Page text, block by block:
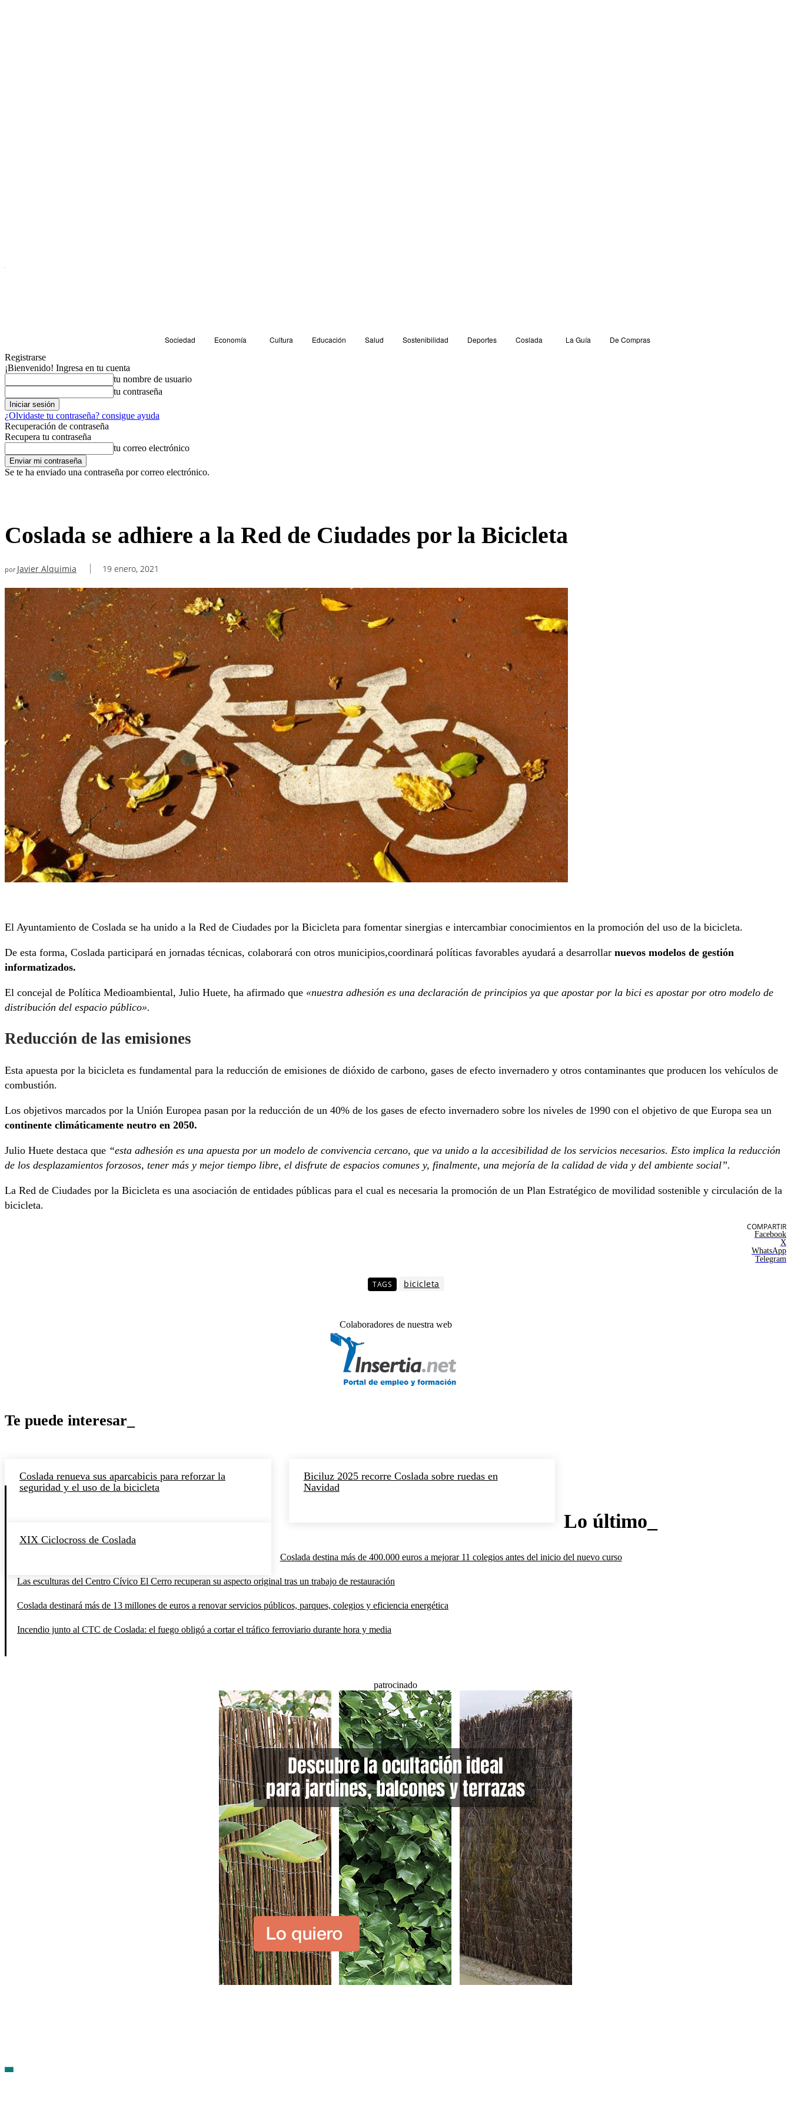
Sociedad Economía Cultura Educación Salud Sostenibilidad Deportes Coslada La Guía
De Compras
Registrarse
¡Bienvenido! Ingresa en tu cuenta
tu nombre de usuario
tu contraseña
¿Olvidaste tu contraseña? consigue ayuda
Recuperación de contraseña
Recupera tu contraseña
tu correo electrónico
Se te ha enviado una contraseña por correo electrónico.
Coslada se adhiere a la Red de Ciudades por la Bicicleta
por Javier Alquimia 19 enero, 2021
El Ayuntamiento de Coslada se ha unido a la Red de Ciudades por la Bicicleta para fomentar sinergias e intercambiar conocimientos en la promoción del uso de la bicicleta.
De esta forma, Coslada participará en jornadas técnicas, colaborará con otros municipios,coordinará políticas favorables ayudará a desarrollar nuevos modelos de gestión
informatizados.
El concejal de Política Medioambiental, Julio Huete, ha afirmado que «nuestra adhesión es una declaración de principios ya que apostar por la bici es apostar por otro modelo de
distribución del espacio público».
Reducción de las emisiones
Esta apuesta por la bicicleta es fundamental para la reducción de emisiones de dióxido de carbono, gases de efecto invernadero y otros contaminantes que producen los vehículos de
combustión.
Los objetivos marcados por la Unión Europea pasan por la reducción de un 40% de los gases de efecto invernadero sobre los niveles de 1990 con el objetivo de que Europa sea un
continente climáticamente neutro en 2050.
Julio Huete destaca que “esta adhesión es una apuesta por un modelo de convivencia cercano, que va unido a la accesibilidad de los servicios necesarios. Esto implica la reducción
de los desplazamientos forzosos, tener más y mejor tiempo libre, el disfrute de espacios comunes y, finalmente, una mejoría de la calidad de vida y del ambiente social”.
La Red de Ciudades por la Bicicleta es una asociación de entidades públicas para el cual es necesaria la promoción de un Plan Estratégico de movilidad sostenible y circulación de la
bicicleta.
COMPARTIR
Facebook
X
WhatsApp
Telegram
TAGS bicicleta
Colaboradores de nuestra web
Te puede interesar_
Coslada renueva sus aparcabicis para reforzar la
seguridad y el uso de la bicicleta
Biciluz 2025 recorre Coslada sobre ruedas en
Navidad
XIX Ciclocross de Coslada
Lo último_
Coslada destina más de 400.000 euros a mejorar 11 colegios antes del inicio del nuevo curso
Las esculturas del Centro Cívico El Cerro recuperan su aspecto original tras un trabajo de restauración
Coslada destinará más de 13 millones de euros a renovar servicios públicos, parques, colegios y eficiencia energética
Incendio junto al CTC de Coslada: el fuego obligó a cortar el tráfico ferroviario durante hora y media
patrocinado